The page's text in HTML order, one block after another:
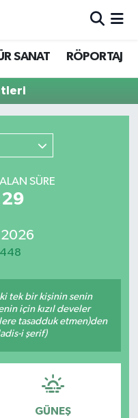
SANAT RÖPORTAJ
SÜRE
tek bir kişinin senin
için kızıl develer
tasadduk etmen)den
i şerif)
GÜNEŞ
Haritası
Fikstür